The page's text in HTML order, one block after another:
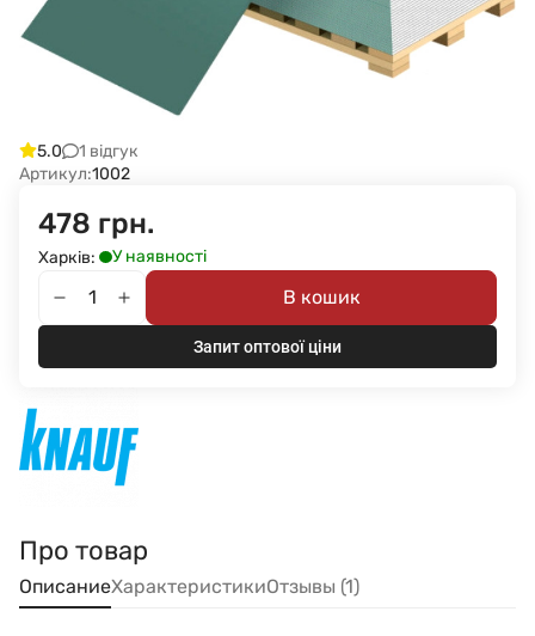
5.0
1 відгук
Артикул:1002
478 грн.
Харків: У наявності
В кошик
Запит оптової ціни
Про товар
ОписаниеХарактеристикиОтзывы (1)